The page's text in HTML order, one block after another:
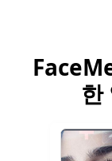
한